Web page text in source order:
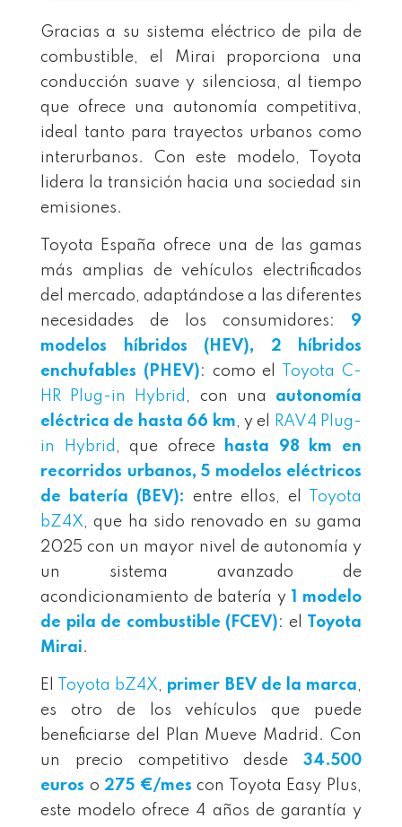
Gracias a su sistema eléctrico de pila de
combustible, el Mirai proporciona una
conducción suave y silenciosa, al tiempo
que ofrece una autonomía competitiva,
ideal tanto para trayectos urbanos como
interurbanos. Con este modelo, Toyota
lidera la transición hacia una sociedad sin
emisiones.
Toyota España ofrece una de las gamas
más amplias de vehículos electrificados
del mercado, adaptándose a las diferentes
necesidades de los consumidores:
9
modelos híbridos (HEV), 2 híbridos
enchufables (PHEV): como el
Toyota C-
HR Plug-in Hybrid , con una
autonomía
eléctrica de hasta 66 km, y el
RAV4 Plug-
in Hybrid , que ofrecehasta 98 km en
recorridos urbanos, 5 modelos eléctricos
de batería (BEV): entre ellos, el
Toyota
bZ4X, que ha sido renovado en su gama
2025 con un mayor nivel de autonomía y
un sistema avanzado de
acondicionamiento de batería y
1 modelo
de pila de combustible (FCEV): el
Toyota
Mirai.
El Toyota bZ4X, primer BEV de la marca,
es otro de los vehículos que puede
beneficiarse del Plan Mueve Madrid. Con
un precio competitivo desde 34.500
euros o 275 €/mes con Toyota Easy Plus,
este modelo ofrece 4 años de garantía y